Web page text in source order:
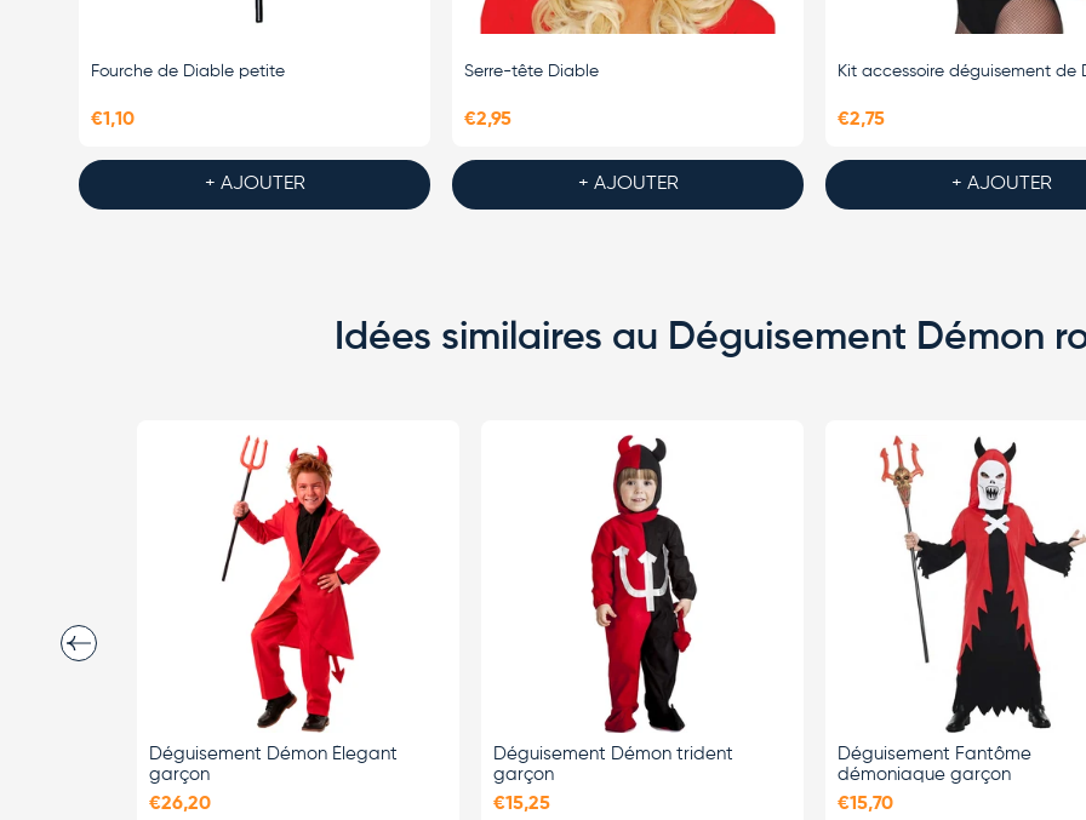
Fourche de Diable petite
€1,10
+ AJOUTER
Serre-tête Diable
€2,95
+ AJOUTER
Kit accessoire déguisement de
€2,75
+ AJOUTER
Idées similaires au Déguisement Démon
Déguisement Démon Élegant
garçon
€26,20
CHOISIR LES
OPTIONS
Déguisement Démon trident
garçon
€15,25
CHOISIR LES
OPTIONS
Déguisement Fantôme
démoniaque garçon
€15,70
CHOISIR LES
OPTIONS
Précédent